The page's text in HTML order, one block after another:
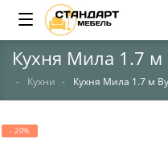
Кухня Мила 1.7
Кухни Кухня Мила 1.7 м
- 20%